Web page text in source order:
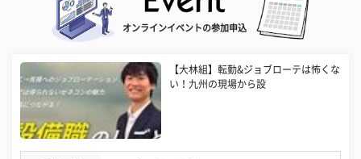
オンラインイベントの参加申込
【大林組】転勤&ジョブローテは怖くな
い！九州の現場から設